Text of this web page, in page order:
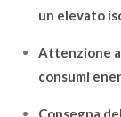
un elevato
Attenzione
consumi
Consegna